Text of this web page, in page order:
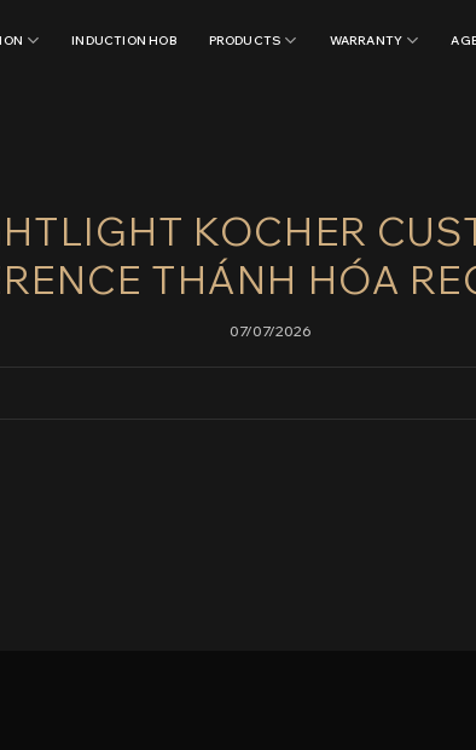
INDUCTION HOB PRODUCTS WARRANTY
KOCHER
THÁNH HÓA
07/07/2026